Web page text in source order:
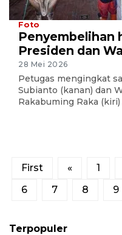
Foto
Penyembelihan
Presiden dan
28 Mei 2026
Petugas mengingkat
Subianto (kanan) dan
Rakabuming Raka (kiri)
First « 1
6
7 8 9
Terpopuler